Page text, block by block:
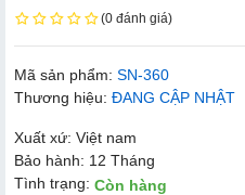
(0 đánh giá)
Mã sản phẩm: SN-360
Thương hiệu: ĐANG CẬP NHẬT
Xuất xứ: Việt nam
Bảo hành: 12 Tháng
Tình trạng: Còn hàng